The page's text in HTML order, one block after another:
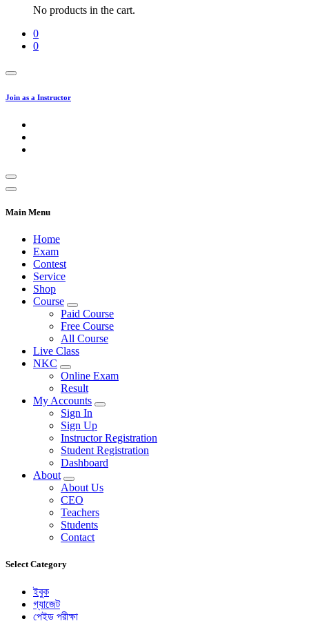
No products in the cart.
0
0
Join as a Instructor
Main Menu
Home
Exam
Contest
Service
Shop
Course
Paid Course
Free Course
All Course
Live Class
NKC
Online Exam
Result
My Accounts
Sign In
Sign Up
Instructor Registration
Student Registration
Dashboard
About
About Us
CEO
Teachers
Students
Contact
Select Category
ইবুক
গ্যাজেট
পেইড পরীক্ষা